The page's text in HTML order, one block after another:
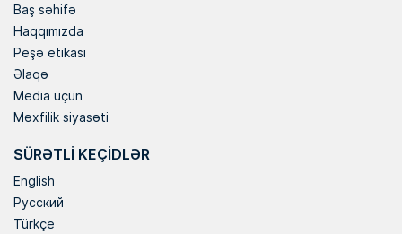
Baş səhifə
Haqqımızda
Peşə etikası
Əlaqə
Media üçün
Məxfilik siyasəti
SÜRƏTLI KEÇIDLƏR
English
Русский
Türkçe